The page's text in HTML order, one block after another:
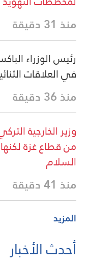
منذ 31 دقيقة
رئيس الوزراء
في العلاقات
منذ 36 دقيقة
وزير الخارجية
من قطاع غزة
السلام
منذ 41 دقيقة
المزيد
أحدث الأخبار